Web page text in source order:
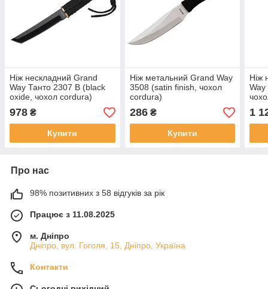
Ніж нескладний Grand
Way Танто 2307 B (black
oxide, чохол cordura)
978 ₴
Купити
Ніж метальний Grand Way
3508 (satin finish, чохол
cordura)
286₴
Купити
Ніж
1
Про нас
98% позитивних з 58 відгуків за рік
Працює з 11.08.2025
м. Дніпро
Дніпро, вул. Гоголя, 15, Дніпро, Україна
Контакти